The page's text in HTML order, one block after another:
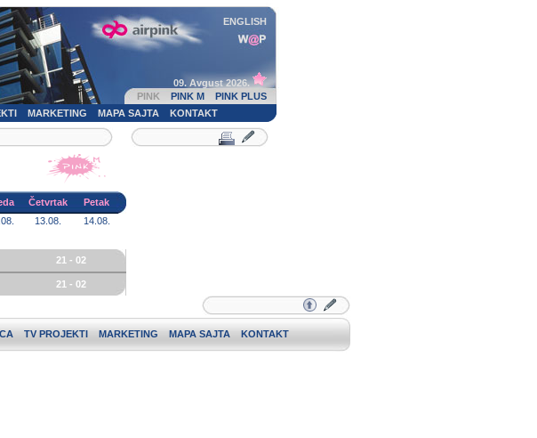
ENGLISH
09. Avgust 2026.
PINK
PINK M
PINK PLUS
MARKETING MAPA SAJTA KONTAKT
Četvrtak
Petak
13.08. 14.08.
21 - 02
21 - 02
TV PROJEKTI MARKETING MAPA SAJTA KONTAKT